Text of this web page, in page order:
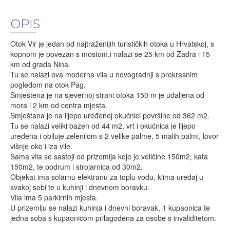
OPIS
Otok Vir je jedan od najtraženijih turističkih otoka u Hrvatskoj, s
kopnom je povezan s mostom,i nalazi se 25 km od Zadra i 15
km od grada Nina.
Tu se nalazi ova moderna vila u novogradnji s prekrasnim
pogledom na otok Pag.
Smještena je na sjevernoj strani otoka 150 m je udaljena od
mora i 2 km od centra mjesta.
Smještana je na lijepo uređenoj okućnici površine od 362 m2.
Tu se nalazi veliki bazen od 44 m2, vrt i okućnica je lijepo
uređena i obiluje zelenilom s 2 velike palme, 5 malih palmi, lovor
višnje oko i iza vile.
Sama vila se sastoji od prizemlja koje je veličine 150m2, kata
150m2, te podrum i strojarnica od 30m2.
Objekat ima solarnu elektranu za toplu vodu, klima uređaj u
svakoj sobi te u kuhinji i dnevnom boravku.
Vila ima 5 parkirnih mjesta.
U prizemlju se nalazi kuhinja i dnevni boravak, 1 kupaonica te
jedna soba s kupaonicom prilagođena za osobe s invaliditetom.